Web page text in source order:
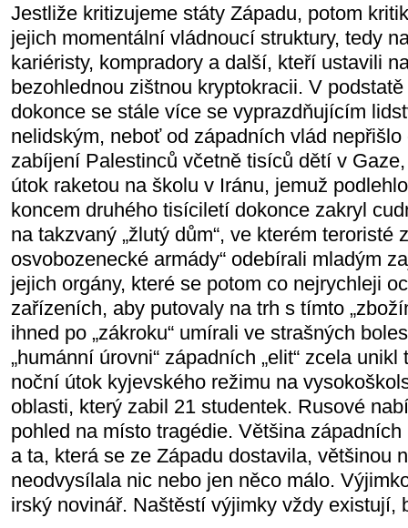
Jestliže kritizujeme státy Západu, potom
jejich momentální vládnoucí struktury, tedy
kariéristy, kompradory a další, kteří ustavili
bezohlednou zištnou kryptokracii. V
dokonce se stále více se vyprazdňujícím
nelidským, neboť od západních vlád
zabíjení Palestinců včetně tisíců dětí v
útok raketou na školu v Iránu, jemuž
koncem druhého tisíciletí dokonce zakryl
na takzvaný „žlutý dům“, ve kterém teroristé
osvobozenecké armády“ odebírali mladým
jejich orgány, které se potom co nejrychleji
zařízeních, aby putovaly na trh s tímto
ihned po „zákroku“ umírali ve strašných
„humánní úrovni“ západních „elit“ zcela
noční útok kyjevského režimu na
oblasti, který zabil 21 studentek. Rusové
pohled na místo tragédie. Většina
a ta, která se ze Západu dostavila, většinou
neodvysílala nic nebo jen něco málo.
irský novinář. Naštěstí výjimky vždy existují,